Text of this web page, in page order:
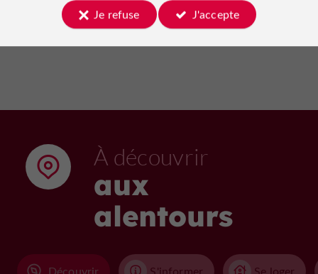
Voir tous les événements
À découvrir
aux
alentours
Découvrir S'informer Se loger
Je refuse
J'accepte